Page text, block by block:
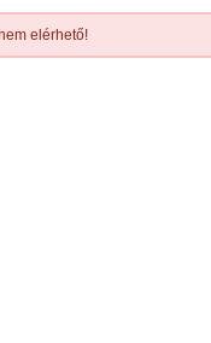
elérhető!